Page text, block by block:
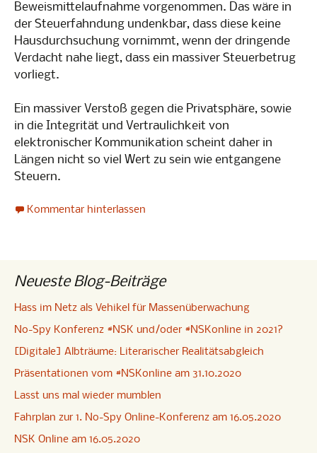
Beweismittelaufnahme vorgenommen. Das wäre in
der Steuerfahndung undenkbar, dass diese keine
Hausdurchsuchung vornimmt, wenn der dringende
Verdacht nahe liegt, dass ein massiver Steuerbetrug
vorliegt.
Ein massiver Verstoß gegen die Privatsphäre, sowie
in die Integrität und Vertraulichkeit von
elektronischer Kommunikation scheint daher in
Längen nicht so viel Wert zu sein wie entgangene
Steuern.
Kommentar hinterlassen
Neueste Blog-Beiträge
Hass im Netz als Vehikel für Massenüberwachung
No-Spy Konferenz #NSK und/oder #NSKonline in 2021?
[Digitale] Albträume: Literarischer Realitätsabgleich
Präsentationen vom #NSKonline am 31.10.2020
Lasst uns mal wieder mumblen
Fahrplan zur 1. No-Spy Online-Konferenz am 16.05.2020
NSK Online am 16.05.2020